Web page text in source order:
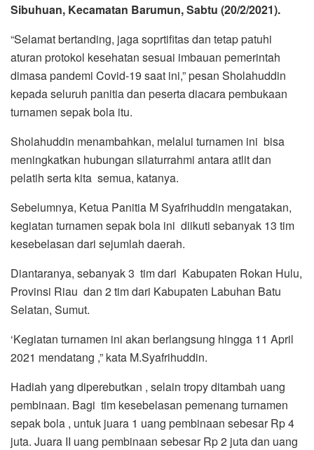
Sibuhuan, Kecamatan Barumun, Sabtu (20/2/2021).
“Selamat bertanding, jaga soprtifitas dan tetap patuhi
aturan protokol kesehatan sesuai imbauan pemerintah
dimasa pandemi Covid-19 saat ini,” pesan Sholahuddin
kepada seluruh panitia dan peserta diacara pembukaan
turnamen sepak bola itu.
Sholahuddin menambahkan, melalui turnamen ini bisa
meningkatkan hubungan silaturrahmi antara atlit dan
pelatih serta kita semua, katanya.
Sebelumnya, Ketua Panitia M Syafrihuddin mengatakan,
kegiatan turnamen sepak bola ini diikuti sebanyak 13 tim
kesebelasan dari sejumlah daerah.
Diantaranya, sebanyak 3 tim dari Kabupaten Rokan Hulu,
Provinsi Riau dan 2 tim dari Kabupaten Labuhan Batu
Selatan, Sumut.
‘Kegiatan turnamen ini akan berlangsung hingga 11 April
2021 mendatang ,” kata M.Syafrihuddin.
Hadiah yang diperebutkan , selain tropy ditambah uang
pembinaan. Bagi tim kesebelasan pemenang turnamen
sepak bola , untuk juara 1 uang pembinaan sebesar Rp 4
juta. Juara II uang pembinaan sebesar Rp 2 juta dan uang